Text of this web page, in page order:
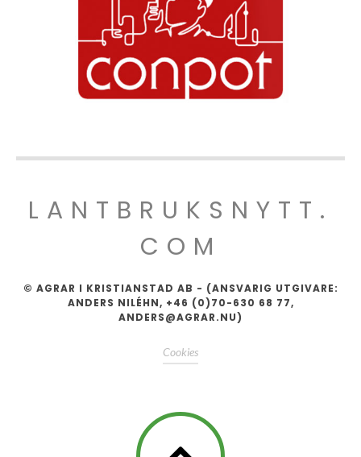
LANTBRUKSNYTT.
COM
© AGRAR I KRISTIANSTAD AB - (ANSVARIG UTGIVARE:
ANDERS NILÉHN, +46 (0)70-630 68 77,
ANDERS@AGRAR.NU)
Cookies